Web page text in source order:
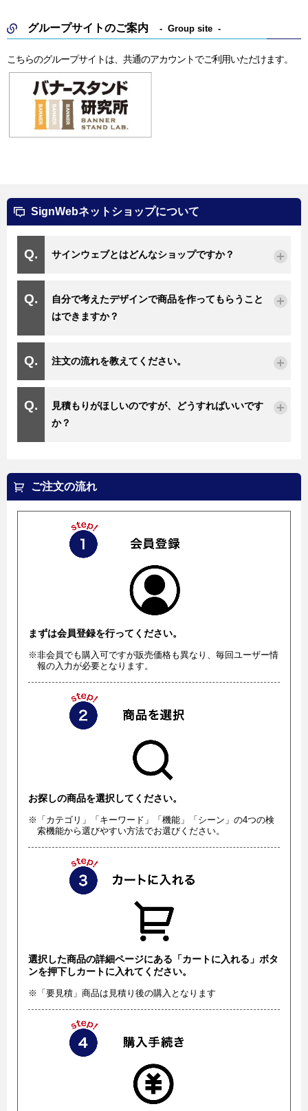
グループサイトのご案内 Group site
こちらのグループサイトは、共通のアカウントでご利用いただけます。
SignWebネットショップについて
サインウェブとはどんなショップですか？
自分で考えたデザインで商品を作ってもらうこと
はできますか？
注文の流れを教えてください。
見積もりがほしいのですが、どうすればいいです
か？
ご注文の流れ
まずは会員登録を行ってください。
※非会員でも購入可ですが販売価格も異なり、毎回ユーザー情
報の入力が必要となります。
お探しの商品を選択してください。
※「カテゴリ」「キーワード」「機能」「シーン」の4つの検
索機能から選びやすい方法でお選びください。
選択した商品の詳細ページにある「カートに入れる」ボタ
ンを押下しカートに入れてください。
※「要見積」商品は見積り後の購入となります